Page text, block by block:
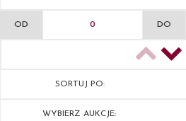
OD DO
SORTUJ PO:
WYBIERZ AUKCJE: